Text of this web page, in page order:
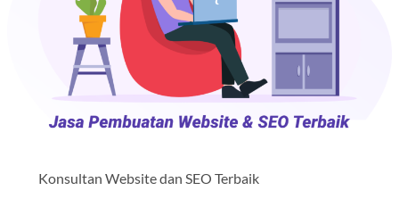
Konsultan Website dan SEO Terbaik